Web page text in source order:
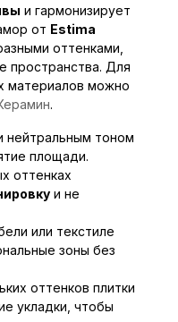
и гармонизирует
от Estima
оттенками,
пространства. Для
материалов можно
.
нейтральным тоном
площади.
оттенках
и не
или текстиле
зоны без
оттенков плитки
укладки, чтобы